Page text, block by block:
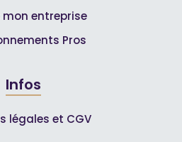
mon entreprise
Pros
Infos
légales et CGV